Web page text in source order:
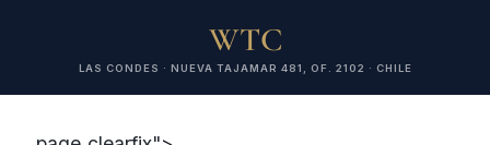
WTC
LAS CONDES · NUEVA TAJAMAR 481, OF. 2102 · CHILE